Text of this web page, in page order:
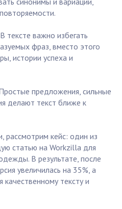
тексте важно избегать
фраз, вместо этого
истории успеха и
предложения, сильные
делают текст ближе к
рассмотрим кейс: один из
статью на Workzilla для
В результате, после
увеличилась на 35%, а
качественному тексту и